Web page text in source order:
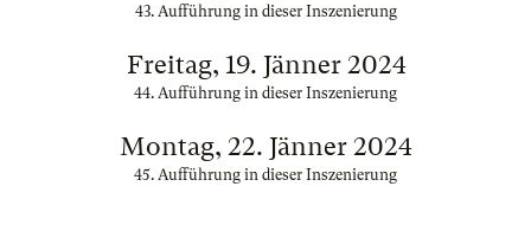
43. Aufführung in dieser Inszenierung
Freitag, 19. Jänner 2024
44. Aufführung in dieser Inszenierung
Montag, 22. Jänner 2024
45. Aufführung in dieser Inszenierung